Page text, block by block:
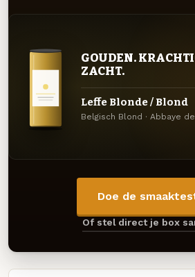
GOUDEN.
ZACHT.
Leffe Blonde / Blond
Belgisch Blond · Abbaye
Doe de
Of stel direct je box